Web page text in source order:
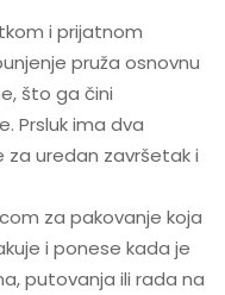
i prijatnom
pruža osnovnu
što ga čini
Prsluk ima dva
uredan završetak i
za pakovanje koja
i ponese kada je
putovanja ili rada na